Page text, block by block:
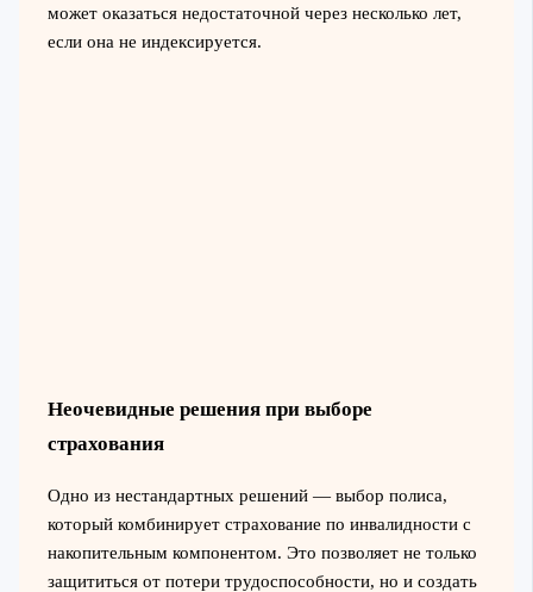
может оказаться недостаточной через несколько лет,
если она не индексируется.
Неочевидные решения при выборе
страхования
Одно из нестандартных решений — выбор полиса,
который комбинирует страхование по инвалидности с
накопительным компонентом. Это позволяет не только
защититься от потери трудоспособности, но и создать